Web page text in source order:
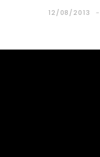
12/08/2013